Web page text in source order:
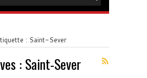
: Saint-Sever
: Saint-Sever